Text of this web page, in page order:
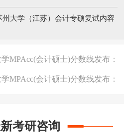
州大学（江苏）会计专硕复试内容
MPAcc(会计硕士)分数线发布：
MPAcc(会计硕士)分数线发布：
考研咨询